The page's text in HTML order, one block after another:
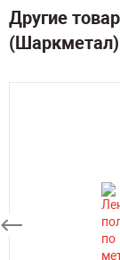
Другие
(Шаркметал)